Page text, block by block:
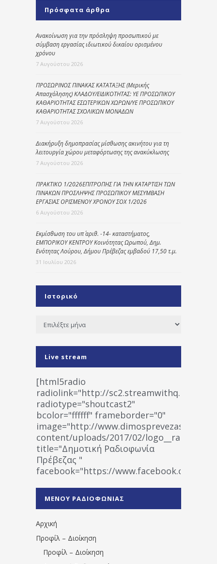
Πρόσφατα άρθρα
Ανακοίνωση για την πρόσληψη προσωπικού με
σύμβαση εργασίας ιδιωτικού δικαίου ορισμένου
χρόνου
7 Αυγούστου 2026
ΠΡΟΣΩΡΙΝΟΣ ΠΙΝΑΚΑΣ ΚΑΤΑΤΑΞΗΣ (Μερικής
Απασχόλησης) ΚΛΑΔΟΥ/ΕΙΔΙΚΟΤΗΤΑΣ: ΥΕ ΠΡΟΣΩΠΙΚΟΥ
ΚΑΘΑΡΙΟΤΗΤΑΣ ΕΣΩΤΕΡΙΚΩΝ ΧΩΡΩΝ/ΥΕ ΠΡΟΣΩΠΙΚΟΥ
ΚΑΘΑΡΙΟΤΗΤΑΣ ΣΧΟΛΙΚΩΝ ΜΟΝΑΔΩΝ
7 Αυγούστου 2026
Διακήρυξη δημοπρασίας μίσθωσης ακινήτου για τη
λειτουργία χώρου μεταφόρτωσης της ανακύκλωσης
7 Αυγούστου 2026
ΠΡΑΚΤΙΚΟ 1/2026ΕΠΙΤΡΟΠΗΣ ΓΙΑ ΤΗΝ ΚΑΤΑΡΤΙΣΗ ΤΩΝ
ΠΙΝΑΚΩΝ ΠΡΟΣΛΗΨΗΣ ΠΡΟΣΩΠΙΚΟΥ ΜΕΣΥΜΒΑΣΗ
ΕΡΓΑΣΙΑΣ ΟΡΙΣΜΕΝΟΥ ΧΡΟΝΟΥ ΣΟΧ 1/2026
6 Αυγούστου 2026
Εκμίσθωση του υπ΄ αριθ. -14- καταστήματος,
ΕΜΠΟΡΙΚΟΥ ΚΕΝΤΡΟΥ Κοινότητας Ωρωπού, Δημ.
Ενότητας Λούρου, Δήμου Πρέβεζας εμβαδού 17,50 τ.μ.
31 Ιουλίου 2026
Ιστορικό
Ιστορικό
Live stream
[html5radio
radiolink="http://
radiotype="shoutcast2"
bcolor="ffffff" frameborder="0"
image="http://www.dimosprevezas.gr/wp-
content/uploads/2017/02/
title="Δημοτική Ραδιοφωνία
Πρέβεζας "
facebook="https://www.facebook.com/
1531194763766854/" artist="" ]
ΜΕΝΟΥ ΡΑΔΙΟΦΩΝΙΑΣ
Αρχική
Προφίλ – Διοίκηση
Προφίλ – Διοίκηση